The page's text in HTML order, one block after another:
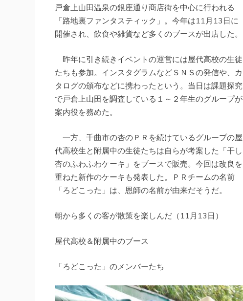
戸倉上山田温泉の銀座通り商店街を中心に行われる
「路地裏ファンタスティック」。今年は11月13日に
開催され、飲食や雑貨など多くのブースが出店した。
昨年に引き続きイベントの運営には屋代高校の生徒
たちも参加。インスタグラムなどＳＮＳの発信や、カ
タログの頒布などに携わったという。当日は課題探究
で戸倉上山田を調査している１～２年生のグループが
案内役を務めた。
一方、千曲市の杏のＰＲを続けているグループの屋
代高校生と附属中の生徒たちは自らが考案した「干し
杏のふわふわケーキ」をブースで販売。今回は改良を
重ねた新作のケーキも発表した。ＰＲチームの名前
「ろどこった」は、恩師の名前が由来だそうだ。
朝から多くの客が散策を楽しんだ（11月13日）
屋代高校＆附属中のブース
「ろどこった」のメンバーたち